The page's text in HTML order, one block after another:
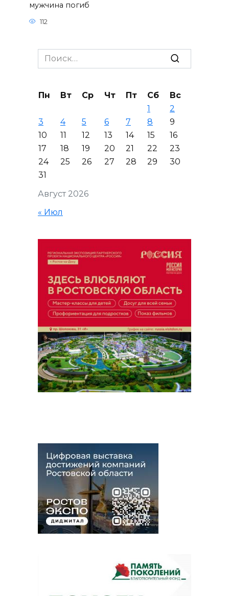
мужчина погиб
112
Search
for:
Август 2026
Пн Вт Ср Чт Пт Сб
Вс
1
2
3
4 5 6 7 8
9
10
11 12 13 14 15
16
17
18 19 20 21 22
23
24
25 26 27 28 29
30
31
« Июл